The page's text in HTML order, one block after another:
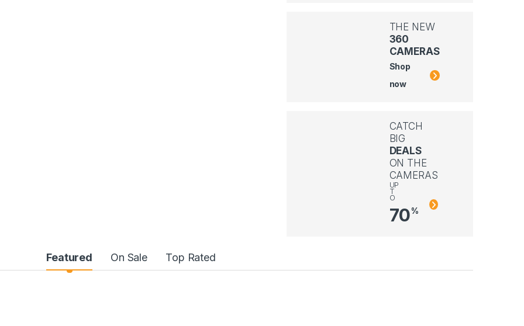
THE NEW
360
CAMERAS
Shop
now
CATCH
BIG
DEALS
ON THE
CAMERAS
UP
T
O
70%
Featured On Sale Top Rated